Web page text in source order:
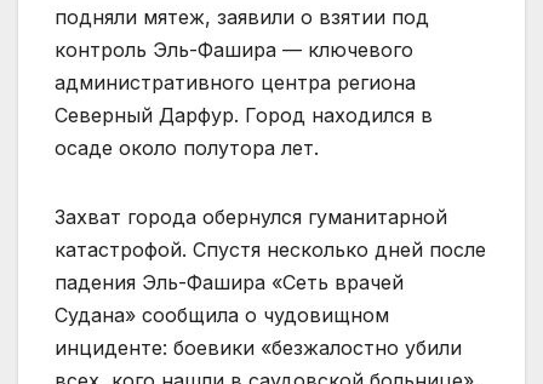
подняли мятеж, заявили о взятии под
контроль Эль-Фашира — ключевого
административного центра региона
Северный Дарфур. Город находился в
осаде около полутора лет.
Захват города обернулся гуманитарной
катастрофой. Спустя несколько дней после
падения Эль-Фашира «Сеть врачей
Судана» сообщила о чудовищном
инциденте: боевики «безжалостно убили